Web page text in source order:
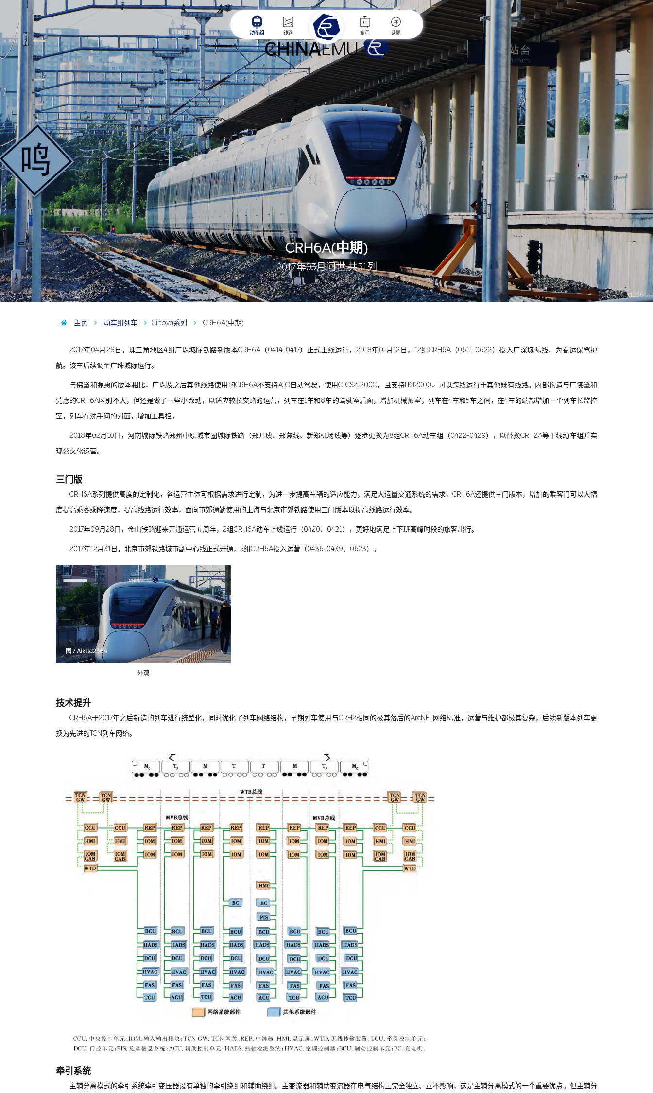
动车组 线路 旅程 话题
图 / Aiklld2364
CRH6A(中期)
2017年03月问世 共31列
主页 动车组列车 Cinova系列 CRH6A(中期)
2017年04月28日，珠三角地区4组广珠城际铁路新版本CRH6A（0414-0417）正式上线运行，2018年01月12日，12组CRH6A（0611-0622）投入广深城际线，为春运保驾护
航。该车后续调至广珠城际运行。
与佛肇和莞惠的版本相比，广珠及之后其他线路使用的CRH6A不支持ATO自动驾驶，使用CTCS2-200C，且支持LKJ2000，可以跨线运行于其他既有线路。内部构造与广佛肇和
莞惠的CRH6A区别不大，但还是做了一些小改动，以适应较长交路的运营，列车在1车和8车的驾驶室后面，增加机械师室，列车在4车和5车之间，在4车的端部增加一个列车长监控
室，列车在洗手间的对面，增加工具柜。
2018年02月10日，河南城际铁路郑州中原城市圈城际铁路（郑开线、郑焦线、新郑机场线等）逐步更换为8组CRH6A动车组（0422-0429），以替换CRH2A等干线动车组并实
现公交化运营。
三门版
CRH6A系列提供高度的定制化，各运营主体可根据需求进行定制，为进一步提高车辆的适应能力，满足大运量交通系统的需求，CRH6A还提供三门版本，增加的乘客门可以大幅
度提高乘客乘降速度，提高线路运行效率，面向市郊通勤使用的上海与北京市郊铁路使用三门版本以提高线路运行效率。
2017年09月28日，金山铁路迎来开通运营五周年，2组CRH6A动车上线运行（0420、0421），更好地满足上下班高峰时段的旅客出行。
2017年12月31日，北京市郊铁路城市副中心线正式开通，5组CRH6A投入运营（0436-0439、0623）。
图 / Aiklld2364
外观
技术提升
CRH6A于2017年之后新造的列车进行统型化，同时优化了列车网络结构，早期列车使用与CRH2相同的极其落后的ArcNET网络标准，运营与维护都极其复杂，后续新版本列车更
换为先进的TCN列车网络。
牵引系统
主辅分离模式的牵引系统牵引变压器设有单独的牵引绕组和辅助绕组。主变流器和辅助变流器在电气结构上完全独立、互不影响，这是主辅分离模式的一个重要优点。但主辅分